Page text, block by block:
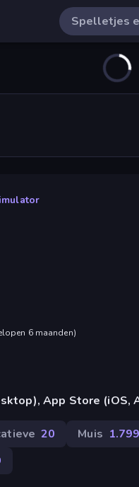
6 maanden)
App Store (iOS,
20 Muis 1.799